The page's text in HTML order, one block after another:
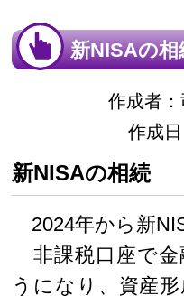
新NISAの相
作成者：
作成
新NISAの相続
2024年から新
非課税口座で金
うになり、資産